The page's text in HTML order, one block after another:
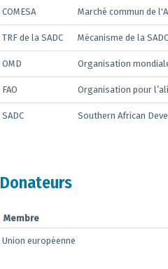
COMESA Marché commun de
TRF de la SADC Mécanisme de la
OMD Organisation
FAO Organisation pour
SADC Southern African
Donateurs
Membre
Union européenne